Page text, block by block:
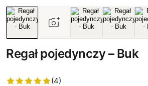
Regał pojedynczy – Buk
(4)